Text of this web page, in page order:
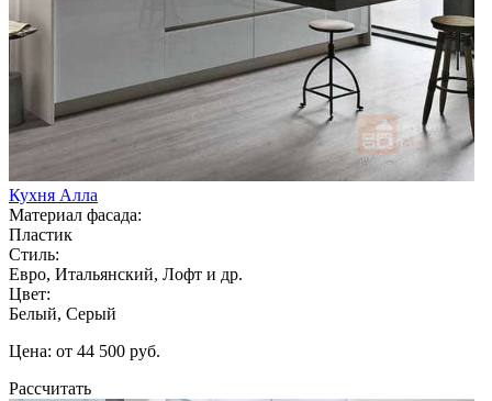
Кухня Алла
Материал фасада:
Пластик
Стиль:
Евро, Итальянский, Лофт и др.
Цвет:
Белый, Серый
Цена: от 44 500 руб.
Рассчитать